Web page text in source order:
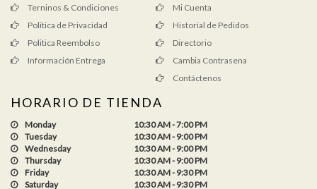
Terninos & Condiciones
Politica de Privacidad
Politica Reembolso
Información Entrega
Mi Cuenta
Historial de Pedidos
Directorio
Cambia Contrasena
Contáctenos
HORARIO DE TIENDA
Monday
10:30 AM - 7:00 PM
Tuesday
10:30 AM - 9:00 PM
Wednesday
10:30 AM - 9:00 PM
Thursday
10:30 AM - 9:00 PM
Friday
10:30 AM - 9:30 PM
Saturday
10:30 AM - 9:30 PM